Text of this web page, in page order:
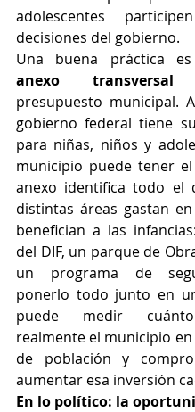
adolescentes
decisiones del gobierno.
anexo transversal
presupuesto municipal.
gobierno federal tiene
para niñas, niños y
municipio puede tener
anexo identifica todo el
distintas áreas gastan
benefician a las
del DIF, un parque de
un programa de
ponerlo todo junto en
puede medir
realmente el municipio
de población y
aumentar esa inversión
En lo político: la